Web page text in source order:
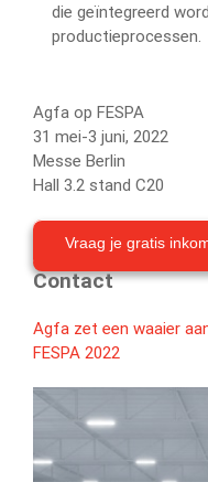
die geïntegreerd
productieprocessen.
Agfa op FESPA
31 mei-3 juni, 2022
Messe Berlin
Hall 3.2 stand C20
Vraag je gratis
Contact
Agfa zet een waaier
FESPA 2022